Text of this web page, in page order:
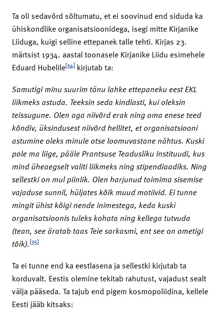
Ta oli sedavõrd sõltumatu, et ei soovinud end siduda ka
ühiskondlike organisatsioonidega, isegi mitte Kirjanike
Liiduga, kuigi selline ettepanek talle tehti. Kirjas 23.
märtsist 1934. aastal toonasele Kirjanike Liidu esimehele
Eduard Hubelile[34] kirjutab ta:
Samutigi minu suurim tänu lahke ettepaneku eest EKL
liikmeks astuda. Teeksin seda kindlasti, kui oleksin
teissugune. Olen aga niivõrd erak ning oma enese teed
kõndiv, üksindusest niivõrd hellitet, et organisatsiooni
astumine oleks minule otse loomuvastane nähtus. Kuski
pole ma liige, pääle Prantsuse Teadusliku Instituudi, kus
mind üheaegselt valiti liikmeks ning stipendiaadiks. Ning
sellestki on mul piinlik. Olen harjunud toimima sisemise
vajaduse sunnil, hüljates kõik muud motiivid. Ei tunne
mingit ühist kõigi nende inimestega, keda kuski
organisatsioonis tuleks kohata ning kellega tutvuda
(tean, see äratab taas Teie sarkasmi, ent see on ometigi
tõik).[35]
Ta ei tunne end ka eestlasena ja sellestki kirjutab ta
korduvalt. Eestis olemine tekitab rahutust, vajadust sealt
välja pääseda. Ta tajub end pigem kosmopoliidina, kellele
Eesti jääb kitsaks: